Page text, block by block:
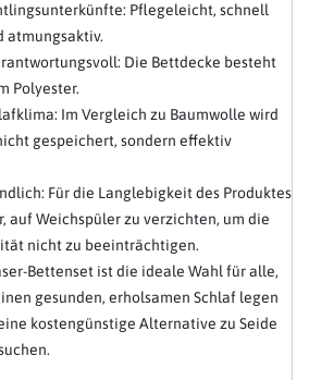
Pflegeleicht, schnell
atmungsaktiv.
Die Bettdecke besteht
Polyester.
Im Vergleich zu Baumwolle wird
gespeichert, sondern effektiv
Für die Langlebigkeit des Produktes
auf Weichspüler zu verzichten, um die
nicht zu beeinträchtigen.
Bettenset ist die ideale Wahl für alle,
gesunden, erholsamen Schlaf legen
kostengünstige Alternative zu Seide